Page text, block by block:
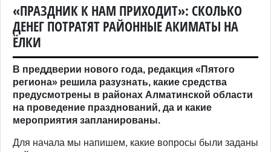
«ПРАЗДНИК К НАМ ПРИХОДИТ»: СКОЛЬКО
ДЕНЕГ ПОТРАТЯТ РАЙОННЫЕ АКИМАТЫ НА
ЁЛКИ
В преддверии нового года, редакция «Пятого
региона» решила разузнать, какие средства
предусмотрены в районах Алматинской области
на проведение празднований, да и какие
мероприятия запланированы.
Для начала мы напишем, какие вопросы были заданы